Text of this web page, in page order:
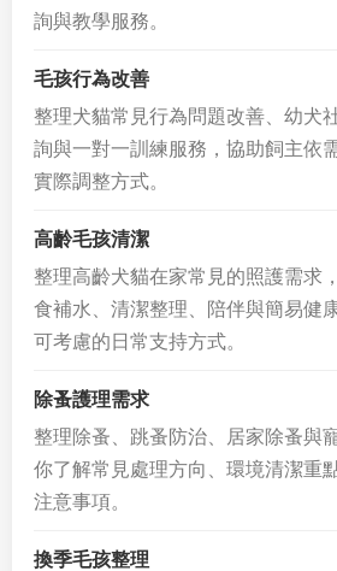
詢與教學服務。
毛孩行為改善
整理犬貓常見行為問題改善、幼犬
詢與一對一訓練服務，協助飼主依
實際調整方式。
高齡毛孩清潔
整理高齡犬貓在家常見的照護需求
食補水、清潔整理、陪伴與簡易健
可考慮的日常支持方式。
除蚤護理需求
整理除蚤、跳蚤防治、居家除蚤與
你了解常見處理方向、環境清潔重
注意事項。
換季毛孩整理